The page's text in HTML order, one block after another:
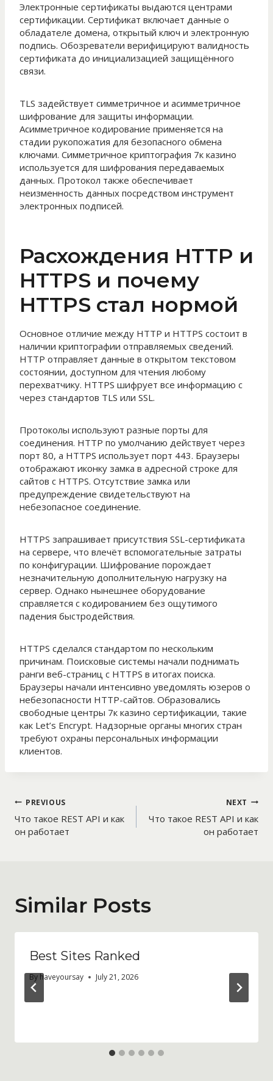
Электронные сертификаты выдаются центрами
сертификации. Сертификат включает данные о
обладателе домена, открытый ключ и электронную
подпись. Обозреватели верифицируют валидность
сертификата до инициализацией защищённого
связи.
TLS задействует симметричное и асимметричное
шифрование для защиты информации.
Асимметричное кодирование применяется на
стадии рукопожатия для безопасного обмена
ключами. Симметричное криптография 7к казино
используется для шифрования передаваемых
данных. Протокол также обеспечивает
неизменность данных посредством инструмент
электронных подписей.
Расхождения HTTP и
HTTPS и почему
HTTPS стал нормой
Основное отличие между HTTP и HTTPS состоит в
наличии криптографии отправляемых сведений.
HTTP отправляет данные в открытом текстовом
состоянии, доступном для чтения любому
перехватчику. HTTPS шифрует все информацию с
через стандартов TLS или SSL.
Протоколы используют разные порты для
соединения. HTTP по умолчанию действует через
порт 80, а HTTPS использует порт 443. Браузеры
отображают иконку замка в адресной строке для
сайтов с HTTPS. Отсутствие замка или
предупреждение свидетельствуют на
небезопасное соединение.
HTTPS запрашивает присутствия SSL-сертификата
на сервере, что влечёт вспомогательные затраты
по конфигурации. Шифрование порождает
незначительную дополнительную нагрузку на
сервер. Однако нынешнее оборудование
справляется с кодированием без ощутимого
падения быстродействия.
HTTPS сделался стандартом по нескольким
причинам. Поисковые системы начали поднимать
ранги веб-страниц с HTTPS в итогах поиска.
Браузеры начали интенсивно уведомлять юзеров о
небезопасности HTTP-сайтов. Образовались
свободные центры 7к казино сертификации, такие
как Let’s Encrypt. Надзорные органы многих стран
требуют охраны персональных информации
клиентов.
Post
navigation
PREVIOUS
Что такое REST API и как
он работает
NEXT
Что такое REST API и как
он работает
Similar Posts
Best Sites Ranked
By haveyoursay July 21, 2026